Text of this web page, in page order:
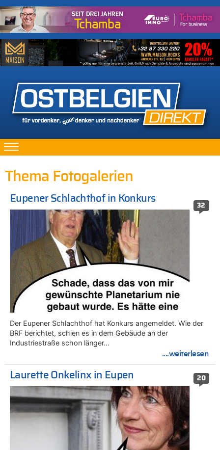
Thema Fotogalerien
32
Eupener Schlachthof in Konkurs
Der Eupener Schlachthof hat Konkurs angemeldet. Wie der
BRF berichtet, schien es in dem Gebäude an der
Industriestraße schon länger…
....weiterlesen
20
Laurette Onkelinx in Eupen